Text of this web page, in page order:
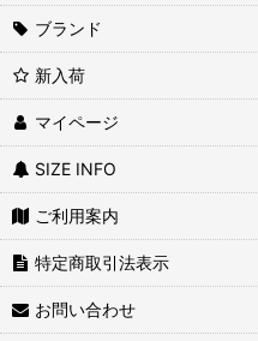
ブランド
新入荷
マイページ
SIZE INFO
ご利用案内
特定商取引法表示
お問い合わせ